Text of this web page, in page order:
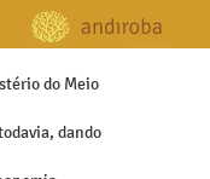
do Meio
dando